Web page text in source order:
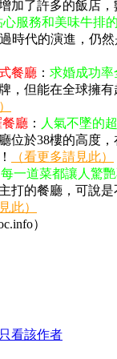
加了許多的飯店
心服務和美味牛排
時代的演進，仍
餐廳 ： 求婚成功率
，但能在全球擁
廳 ： 人氣不墜的
位於38樓的高度
（看更多請見此）
每一道菜都讓人驚
打的餐廳，可說
此）
）
只看該作者